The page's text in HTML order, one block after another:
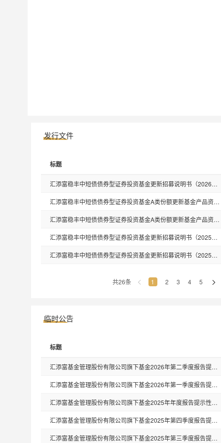
发行文件
标题
汇添富稳丰中短债债券型证券投资基金更新招募说明书（2026年3月20日更新）
汇添富稳丰中短债债券型证券投资基金A类份额更新基金产品资料概要(2026年03月20日更新)
汇添富稳丰中短债债券型证券投资基金A类份额更新基金产品资料概要(2025年10月30日更新)
汇添富稳丰中短债债券型证券投资基金更新招募说明书（2025年10月30日更新）
汇添富稳丰中短债债券型证券投资基金更新招募说明书（2025年3月28日更新）
共26条 1 2 3 4 5
临时公告
标题
汇添富基金管理股份有限公司旗下基金2026年第二季度报告提示性公告
汇添富基金管理股份有限公司旗下基金2026年第一季度报告提示性公告
汇添富基金管理股份有限公司旗下基金2025年年度报告提示性公告
汇添富基金管理股份有限公司旗下基金2025年第四季度报告提示性公告
汇添富基金管理股份有限公司旗下基金2025年第三季度报告提示性公告